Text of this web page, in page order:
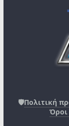
🛡️Πολιτική